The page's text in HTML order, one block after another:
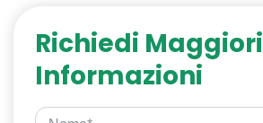
Richiedi Maggiori
Informazioni